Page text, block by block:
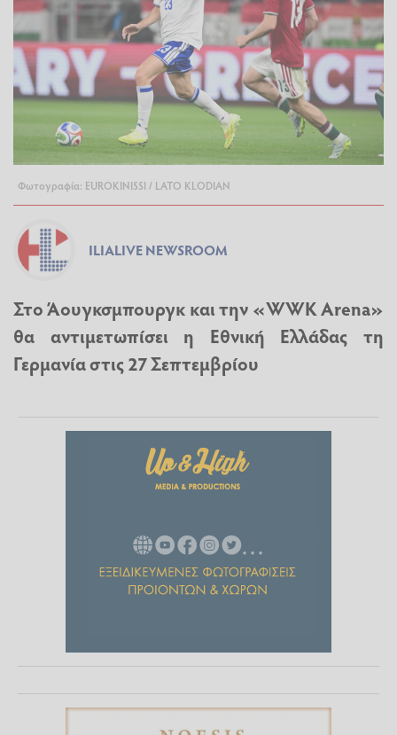
Φωτογραφία: EUROKINISSI / LATO KLODIAN
ILIALIVE NEWSROOM
Στο Άουγκσμπουργκ και την «WWK Arena»
θα αντιμετωπίσει η Εθνική Ελλάδας τη
Γερμανία στις 27 Σεπτεμβρίου